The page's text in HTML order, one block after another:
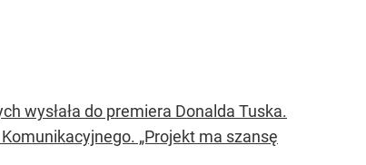
wysłała do premiera Donalda Tuska.
„Projekt ma szansę